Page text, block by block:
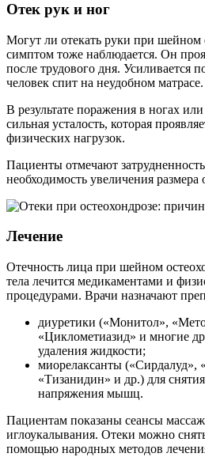
Отек рук и ног
Могут ли отекать руки при шейном
симптом тоже наблюдается. Он
после трудового дня. Усиливается
человек спит на неудобном матрасе.
В результате поражения в ногах или
сильная усталость, которая
физических нагрузок.
Пациенты отмечают
необходимость увеличения
Лечение
Отечность лица при шейном
тела лечится медикаментами и
процедурами. Врачи назначают
диуретики («Монитол»,
«Циклометиазид» и многие
удаления жидкости;
миорелаксанты («Сирдалуд»,
«Тизанидин» и др.) для
напряжения мышц.
Пациентам показаны сеансы
иглоукалывания. Отеки можно
помощью народных методов